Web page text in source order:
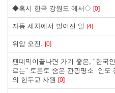
◆혹시 한국 강원도 에서◇ [0]
자동 세차에서 벌어진 일 [4]
위암 오진. [0]
팬데믹이끝나면 가기 좋은, "한국
르는" 토론토 숨은 관광명소--인도
의 힌두교 사원 [0]